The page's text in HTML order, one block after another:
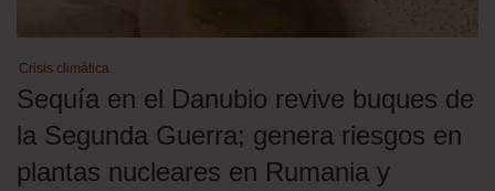
Crisis climática
Sequía en el Danubio revive buques de
la Segunda Guerra; genera riesgos en
plantas nucleares en Rumania y